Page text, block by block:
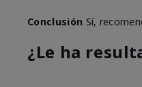
Conclusión Sí,
¿Le ha